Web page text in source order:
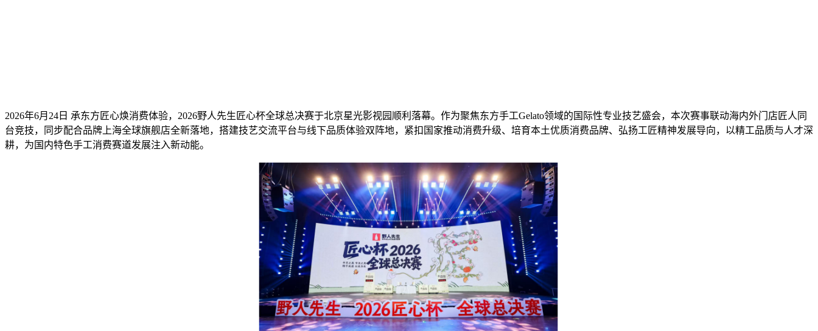
2026年6月24日 承东方匠心焕消费体验，2026野人先生匠心杯全球总决赛于北京星光影视园顺利落幕。作为聚焦东方手工Gelato领域的国际性专业技艺盛会，本次赛事联动海内外门店匠人同
台竞技，同步配合品牌上海全球旗舰店全新落地，搭建技艺交流平台与线下品质体验双阵地，紧扣国家推动消费升级、培育本土优质消费品牌、弘扬工匠精神发展导向，以精工品质与人才深
耕，为国内特色手工消费赛道发展注入新动能。